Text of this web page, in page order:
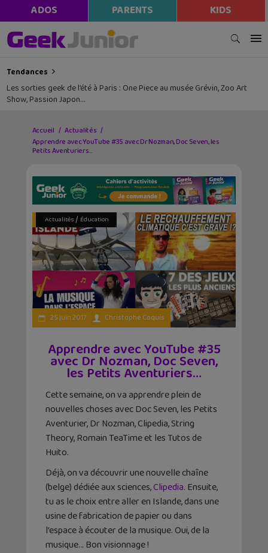
ADOS PARENTS KIDS
Tendances
Les sorties geek de l’été à Paris : One Piece au musée Grévin, Zoo Art
Show, Passion Japon…
Accueil
Actualités
Apprendre avec YouTube #35 avec Dr Nozman, Doc Seven, les
Petits Aventuriers…
Actualités/ Éducation
25 juin 2017 Christophe Coquis
Apprendre avec YouTube #35
avec Dr Nozman, Doc Seven,
les Petits Aventuriers…
Cette semaine, on va apprendre plein de
nouvelles choses avec Doc Seven, les Petits
Aventurier, Dr Nozman, Clipedia, String
Theory, Romain TeaTime et les Tutos de
Huito.
Déjà, on va découvrir une nouvelle chaîne
(belge) dédiée aux sciences,Clipedia. Ensuite,
tu as le choix entre aller en Islande, dans une
usine de fabrication de papier ou dans
l’espace à écouter de la musique. Oui, de la
musique… Bon visionnage !